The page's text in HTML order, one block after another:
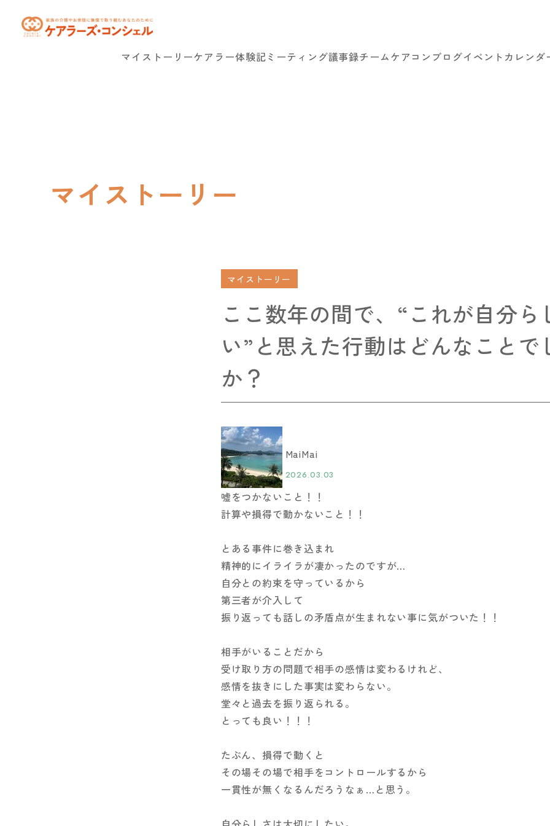
マイストーリーケアラー体験記ミーティング議事録チームケアコン ブログイベントカレンダ
マイストーリー
マイストーリー
ここ数年の間で、“これが自分ら
い”と思えた行動はどんなことで
か？
MaiMai
2026.03.03
嘘をつかないこと！！
計算や損得で動かないこと！！
とある事件に巻き込まれ
精神的にイライラが凄かったのですが…
自分との約束を守っているから
第三者が介入して
振り返っても話しの矛盾点が生まれない事に気がついた！！
相手がいることだから
受け取り方の問題で相手の感情は変わるけれど、
感情を抜きにした事実は変わらない。
堂々と過去を振り返られる。
とっても良い！！！
たぶん、損得で動くと
その場その場で相手をコントロールするから
一貫性が無くなるんだろうなぁ…と思う。